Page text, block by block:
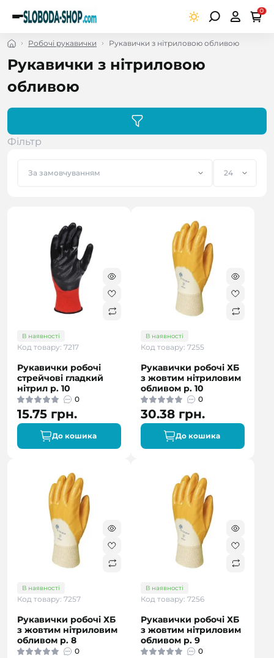
0
Робочі рукавички Рукавички з нітриловою обливою
Рукавички з нітриловою
обливою
Фільтр
В наявності
Код товару: 7217
Рукавички робочі
стрейчові гладкий
нітрил р. 10
0
15.75 грн.
До кошика
В наявності
Код товару: 7255
Рукавички робочі ХБ
з жовтим нітриловим
обливом р. 10
0
30.38 грн.
До кошика
В наявності
Код товару: 7257
Рукавички робочі ХБ
з жовтим нітриловим
обливом р. 8
0
В наявності
Код товару: 7256
Рукавички робочі ХБ
з жовтим нітриловим
обливом р. 9
0